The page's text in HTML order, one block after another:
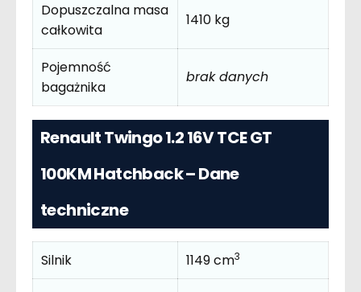
Dopuszczalna masa
całkowita
1410 kg
Pojemność
bagażnika
brak danych
Renault Twingo 1.2 16V TCE GT
100KM Hatchback – Dane
techniczne
Silnik 1149 cm3